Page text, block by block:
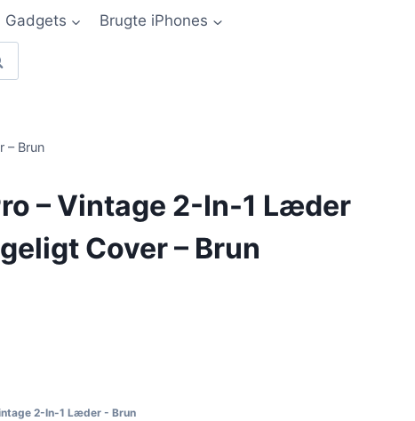
Gadgets Brugte iPhones
– Brun
– Vintage 2-In-1 Læder
Cover – Brun
2-In-1 Læder - Brun